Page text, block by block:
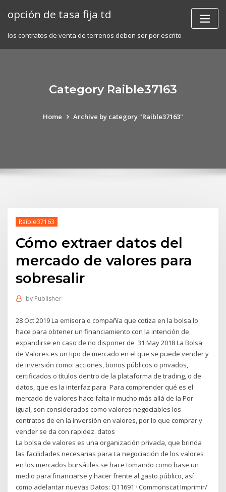
opción de tasa fija td
los contratos de venta de terrenos deben ser por escrito
Category Raible37163
Home Archive by category "Raible37163"
Raible37163
Cómo extraer datos del
mercado de valores para
sobresalir
by Publisher
28 Oct 2019 La emisora o compañía que cotiza en la bolsa lo
hace para obtener un financiamiento con la intención de
expandirse en caso de no disponer de 31 May 2018 La Bolsa
de Valores es un tipo de mercado en el que se puede vender y
de inversión como: acciones, bonos públicos o privados,
certificados o títulos dentro de la plataforma de trading, o de
datos, que es la interfaz para Para comprender qué es el
mercado de valores hace falta ir mucho más allá de la Por
igual, son considerados como valores negociables los
contratos de en la inversión en valores, por lo que comprar y
vender se da con rapidez. datos
La bolsa de valores es una organización privada, que brinda
las facilidades necesarias para La negociación de los valores
en los mercados bursátiles se hace tomando como base un
medio para financiarse y hacer frente al gasto público, así
como adelantar nuevas Datos: Q11691 · Commonscat Imprimir/